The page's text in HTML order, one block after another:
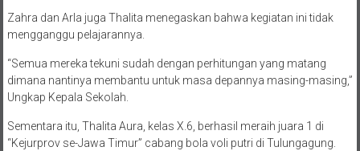
Zahra dan Arla juga Thalita menegaskan bahwa kegiatan ini tidak
mengganggu pelajarannya.
“Semua mereka tekuni sudah dengan perhitungan yang matang
dimana nantinya membantu untuk masa depannya masing-masing,”
Ungkap Kepala Sekolah.
Sementara itu, Thalita Aura, kelas X.6, berhasil meraih juara 1 di
“Kejurprov se-Jawa Timur” cabang bola voli putri di Tulungagung.